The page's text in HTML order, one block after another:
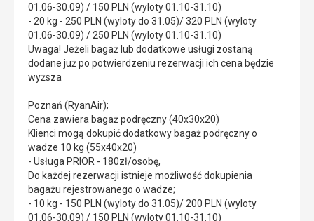
01.06-30.09) / 150 PLN (wyloty 01.10-31.10)
- 20 kg - 250 PLN (wyloty do 31.05)/ 320 PLN (wyloty
01.06-30.09) / 250 PLN (wyloty 01.10-31.10)
Uwaga! Jeżeli bagaż lub dodatkowe usługi zostaną
dodane już po potwierdzeniu rezerwacji ich cena będzie
wyższa
Poznań (RyanAir);
Cena zawiera bagaż podręczny (40x30x20)
Klienci mogą dokupić dodatkowy bagaż podręczny o
wadze 10 kg (55x40x20)
- Usługa PRIOR - 180zł/osobę,
Do każdej rezerwacji istnieje możliwość dokupienia
bagażu rejestrowanego o wadze;
- 10 kg - 150 PLN (wyloty do 31.05)/ 200 PLN (wyloty
01.06-30.09) / 150 PLN (wyloty 01.10-31.10)